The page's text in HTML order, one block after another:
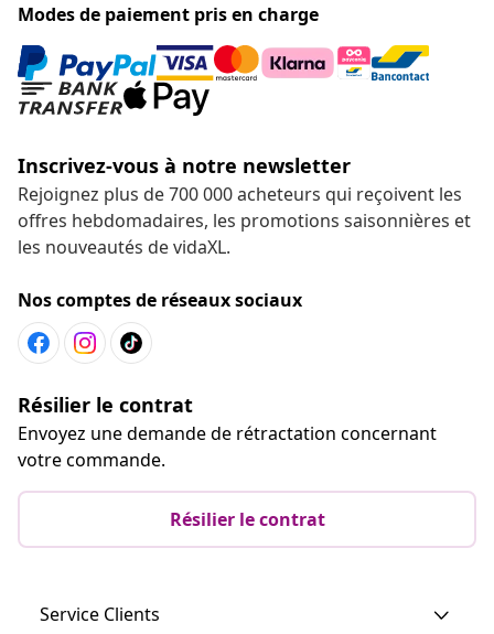
Modes de paiement pris en charge
Inscrivez-vous à notre newsletter
Rejoignez plus de 700 000 acheteurs qui reçoivent les
offres hebdomadaires, les promotions saisonnières et
les nouveautés de vidaXL.
Nos comptes de réseaux sociaux
Résilier le contrat
Envoyez une demande de rétractation concernant
votre commande.
Résilier le contrat
Service Clients